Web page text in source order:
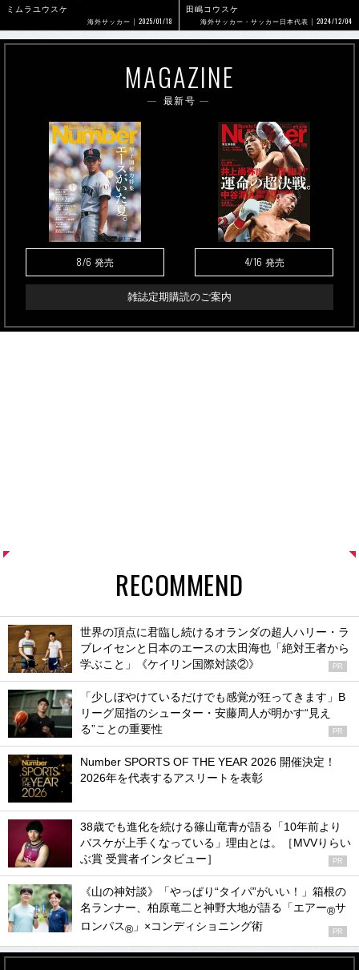
ミムラユウスケ
海外サッカー 2025/01/18
田嶋コウスケ
海外サッカー・サッカー日本代表 2024/12/04
MAGAZINE
最新号
8/6 発売 4/16 発売
雑誌定期購読のご案内
RECOMMEND
世界の頂点に君臨し続けるオランダの超人ハリー・ラ
ブレイセンと日本のエースの太田海也「絶対王者から
学ぶこと」《ケイリン国際対談②》
PR
「少しぼやけているだけでも感覚が狂ってきます」B
リーグ屈指のシューター・安藤周人が明かす“見え
る”ことの重要性
PR
Number SPORTS OF THE YEAR 2026 開催決定！
2026年を代表するアスリートを表彰
38歳でも進化を続ける篠山竜青が語る「10年前より
バスケが上手くなっている」理由とは。［MVVりらい
ぶ賞 受賞者インタビュー］
PR
《山の神対談》「やっぱり“タイパ”がいい！」箱根の
名ランナー、柏原竜二と神野大地が語る「エアー®サ
ロンパス® 」×コンディショニング術 PR